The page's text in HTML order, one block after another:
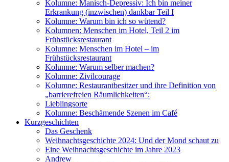
Kolumne: Manisch-Depressiv: Ich bin meiner
Erkrankung (inzwischen) dankbar Teil I
Kolumne: Warum bin ich so wütend?
Kolumnen: Menschen im Hotel, Teil 2 im
Frühstücksrestaurant
Kolumne: Menschen im Hotel – im
Frühstücksrestaurant
Kolumne: Warum selber machen?
Kolumne: Zivilcourage
Kolumne: Restaurantbesitzer und ihre Definition von
„barrierefreien Räumlichkeiten“:
Lieblingsorte
Kolumne: Beschämende Szenen im Café
Kurzgeschichten
Das Geschenk
Weihnachtsgeschichte 2024: Und der Mond schaut zu
Eine Weihnachtsgeschichte im Jahre 2023
Andrew